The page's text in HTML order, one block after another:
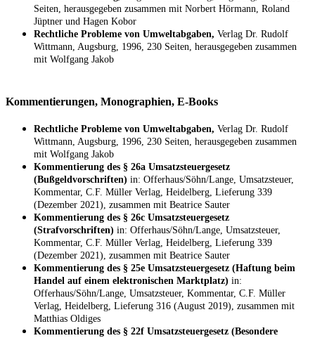
Seiten, herausgegeben zusammen mit Norbert Hörmann, Roland
Jüptner und Hagen Kobor
Rechtliche Probleme von Umweltabgaben, Verlag Dr. Rudolf
Wittmann, Augsburg, 1996, 230 Seiten, herausgegeben zusammen
mit Wolfgang Jakob
Kommentierungen, Monographien, E-Books
Rechtliche Probleme von Umweltabgaben, Verlag Dr. Rudolf
Wittmann, Augsburg, 1996, 230 Seiten, herausgegeben zusammen
mit Wolfgang Jakob
Kommentierung des § 26a Umsatzsteuergesetz
(Bußgeldvorschriften) in: Offerhaus/Söhn/Lange, Umsatzsteuer,
Kommentar, C.F. Müller Verlag, Heidelberg, Lieferung 339
(Dezember 2021), zusammen mit Beatrice Sauter
Kommentierung des § 26c Umsatzsteuergesetz
(Strafvorschriften) in: Offerhaus/Söhn/Lange, Umsatzsteuer,
Kommentar, C.F. Müller Verlag, Heidelberg, Lieferung 339
(Dezember 2021), zusammen mit Beatrice Sauter
Kommentierung des § 25e Umsatzsteuergesetz (Haftung beim
Handel auf einem elektronischen Marktplatz) in:
Offerhaus/Söhn/Lange, Umsatzsteuer, Kommentar, C.F. Müller
Verlag, Heidelberg, Lieferung 316 (August 2019), zusammen mit
Matthias Oldiges
Kommentierung des § 22f Umsatzsteuergesetz (Besondere